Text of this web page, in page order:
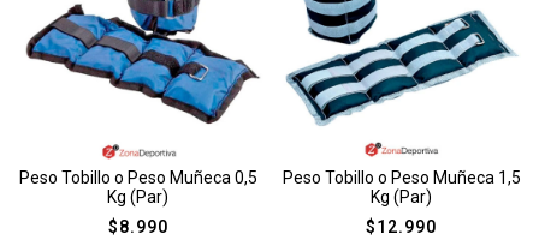
Peso Tobillo o Peso Muñeca 0,5
Kg (Par)
$8.990
Peso Tobillo o Peso Muñeca 1,5
Kg (Par)
$12.990